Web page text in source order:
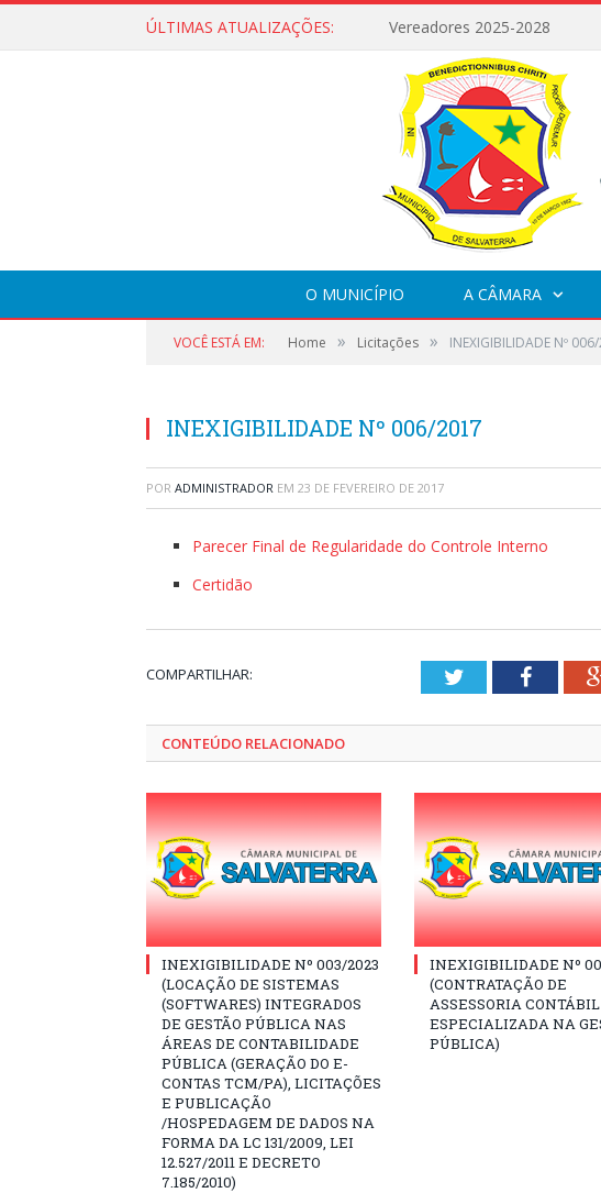
ÚLTIMAS ATUALIZAÇÕES: Vereadores 2025-2028
O MUNICÍPIO A CÂMARA
VOCÊ ESTÁ EM: Home » Licitações » INEXIGIBILIDADE Nº
INEXIGIBILIDADE Nº 006/2017
POR ADMINISTRADOR EM 23 DE FEVEREIRO DE 2017
Parecer Final de Regularidade do Controle Interno
Certidão
COMPARTILHAR: Twitter
CONTEÚDO RELACIONADO
INEXIGIBILIDADE Nº 003/2023
(LOCAÇÃO DE SISTEMAS
(SOFTWARES) INTEGRADOS
DE GESTÃO PÚBLICA NAS
ÁREAS DE CONTABILIDADE
PÚBLICA (GERAÇÃO DO E-
CONTAS TCM/PA), LICITAÇÕES
E PUBLICAÇÃO
/HOSPEDAGEM DE DADOS NA
FORMA DA LC 131/2009, LEI
12.527/2011 E DECRETO
7.185/2010)
INEXIGIBILIDADE Nº
(CONTRATAÇÃO DE
ASSESSORIA CONTÁBIL
ESPECIALIZADA NA
PÚBLICA)